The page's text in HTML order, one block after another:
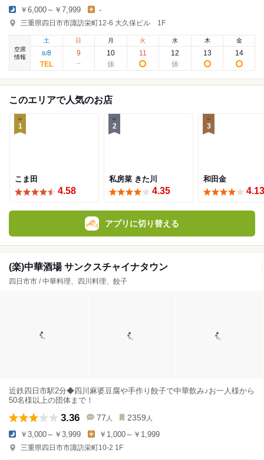
￥6,000～￥7,999 -
三重県四日市市諏訪栄町12-6 大久保ビル 1F
空席
情報
土
8/8
日
9
月
10
火
11
水
12
木
13
金
14
このエリアで人気のお店
1
こま田
4.58
2
私房菜 きた川
4.35
3
和田金
4.13
アプリに切り替える
(楽)中華酒場 サンクスチャイナタウン
四日市市 / 中華料理、四川料理、餃子
近鉄四日市駅2分◆四川麻婆豆腐や手作り餃子で中華飲み♪お一人様から
50名様以上の団体まで！
3.36 77 人 2359 人
￥3,000～￥3,999 ￥1,000～￥1,999
三重県四日市市諏訪栄町10-2 1F